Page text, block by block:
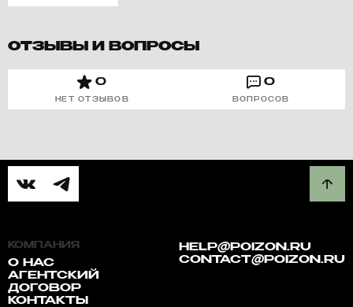
ОТЗЫВЫ И ВОПРОСЫ
0
НЕТ ОТЗЫВОВ
0
ВОПРОСОВ
КОМПАНИЯ
О НАС
АГЕНТСКИЙ
ДОГОВОР
КОНТАКТЫ
HELP@POIZON.RU
CONTACT@POIZON.RU